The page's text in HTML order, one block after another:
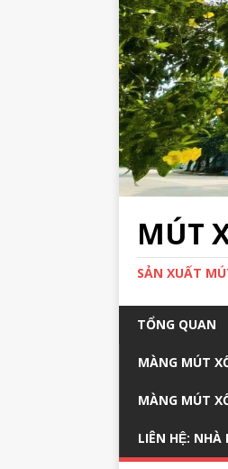
MÚT
SẢN XUẤT
TỔNG QUAN
MÀNG MÚT
MÀNG MÚT
LIÊN HỆ: NHÀ